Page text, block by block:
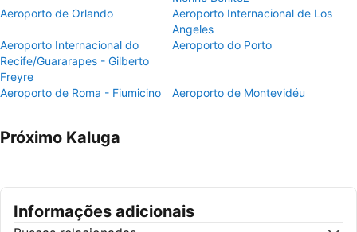
Aeroporto de Orlando
Aeroporto Internacional de Los
Angeles
Aeroporto Internacional do
Recife/Guararapes - Gilberto
Freyre
Aeroporto do Porto
Aeroporto de Roma - Fiumicino Aeroporto de Montevidéu
Próximo Kaluga
Informações adicionais